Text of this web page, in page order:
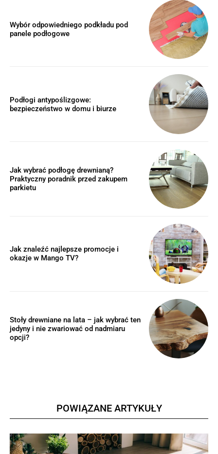
Wybór odpowiedniego podkładu pod
panele podłogowe
Podłogi antypoślizgowe:
bezpieczeństwo w domu i biurze
Jak wybrać podłogę drewnianą?
Praktyczny poradnik przed zakupem
parkietu
Jak znaleźć najlepsze promocje i
okazje w Mango TV?
Stoły drewniane na lata – jak wybrać ten
jedyny i nie zwariować od nadmiaru
opcji?
POWIĄZANE ARTYKUŁY